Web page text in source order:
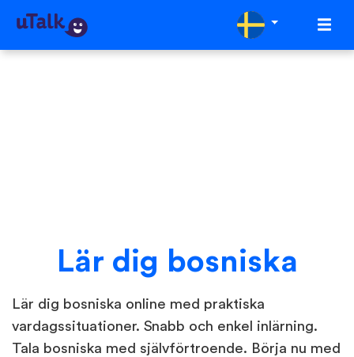
Lär dig bosniska
Lär dig bosniska online med praktiska
vardagssituationer. Snabb och enkel inlärning.
Tala bosniska med självförtroende. Börja nu med